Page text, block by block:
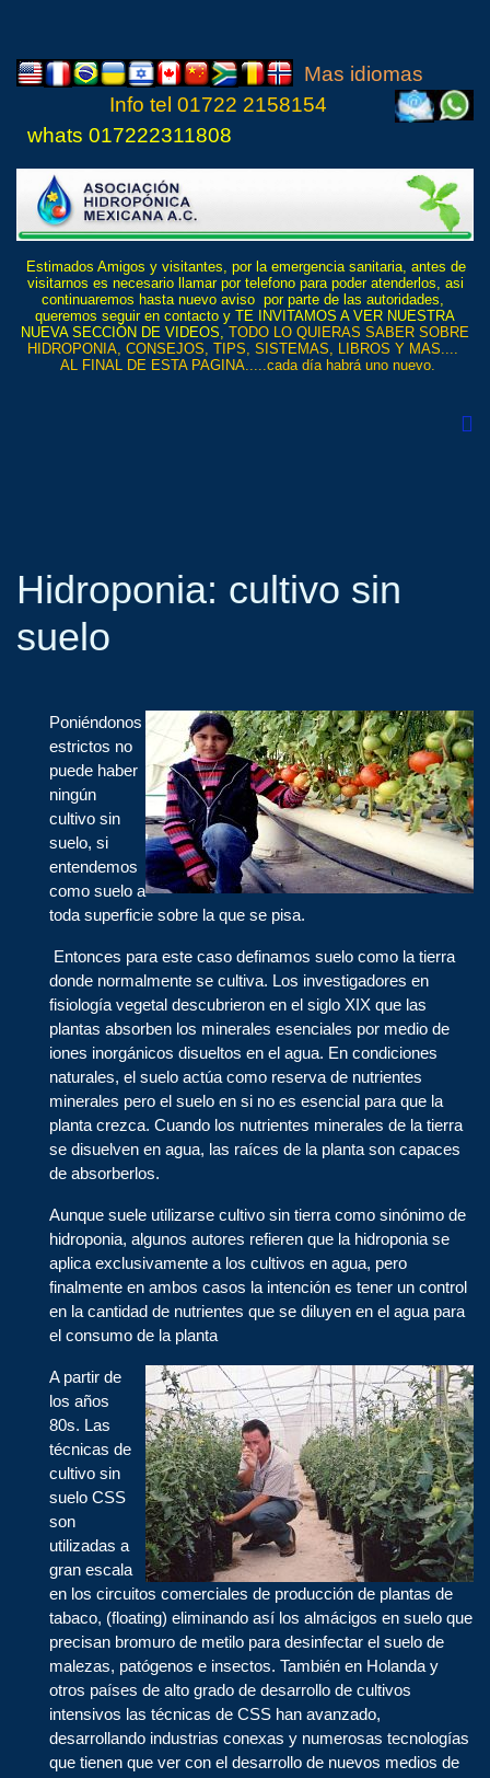
Mas idiomas
Info tel 01722 2158154
whats 017222311808
Estimados Amigos y visitantes, por la emergencia sanitaria, antes de
visitarnos es necesario llamar por telefono para poder atenderlos, asi
continuaremos hasta nuevo aviso por parte de las autoridades,
queremos seguir en contacto y TE INVITAMOS A VER NUESTRA
NUEVA SECCIÓN DE VIDEOS, TODO LO QUIERAS SABER SOBRE
HIDROPONIA, CONSEJOS, TIPS, SISTEMAS, LIBROS Y MAS....
AL FINAL DE ESTA PAGINA.....cada día habrá uno nuevo.
Hidroponia: cultivo sin
suelo
Poniéndonos
estrictos no
puede haber
ningún
cultivo sin
suelo, si
entendemos
como suelo a
toda superficie sobre la que se pisa.
Entonces para este caso definamos suelo como la tierra
donde normalmente se cultiva. Los investigadores en
fisiología vegetal descubrieron en el siglo XIX que las
plantas absorben los minerales esenciales por medio de
iones inorgánicos disueltos en el agua. En condiciones
naturales, el suelo actúa como reserva de nutrientes
minerales pero el suelo en si no es esencial para que la
planta crezca. Cuando los nutrientes minerales de la tierra
se disuelven en agua, las raíces de la planta son capaces
de absorberlos.
Aunque suele utilizarse cultivo sin tierra como sinónimo de
hidroponia, algunos autores refieren que la hidroponia se
aplica exclusivamente a los cultivos en agua, pero
finalmente en ambos casos la intención es tener un control
en la cantidad de nutrientes que se diluyen en el agua para
el consumo de la planta
A partir de
los años
80s. Las
técnicas de
cultivo sin
suelo CSS
son
utilizadas a
gran escala
en los circuitos comerciales de producción de plantas de
tabaco, (floating) eliminando así los almácigos en suelo que
precisan bromuro de metilo para desinfectar el suelo de
malezas, patógenos e insectos. También en Holanda y
otros países de alto grado de desarrollo de cultivos
intensivos las técnicas de CSS han avanzado,
desarrollando industrias conexas y numerosas tecnologías
que tienen que ver con el desarrollo de nuevos medios de